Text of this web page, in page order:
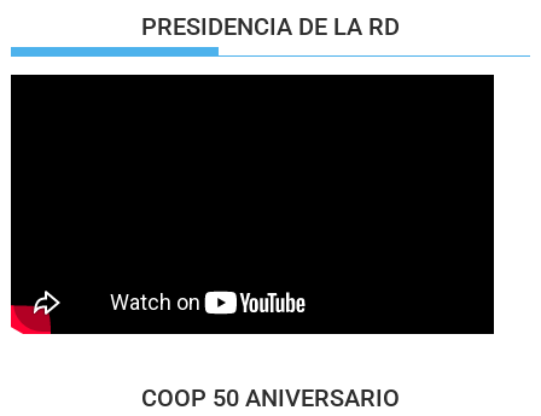
PRESIDENCIA DE LA RD
COOP 50 ANIVERSARIO